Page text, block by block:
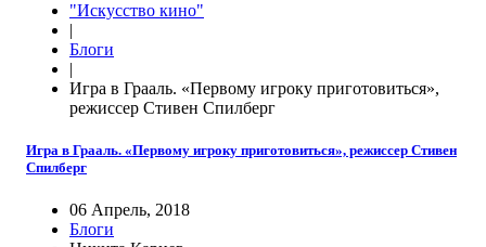
"Искусство кино"
|
Блоги
|
Игра в Грааль. «Первому игроку приготовиться»,
режиссер Стивен Спилберг
Игра в Грааль. «Первому игроку приготовиться», режиссер Стивен
Спилберг
06 Апрель, 2018
Блоги